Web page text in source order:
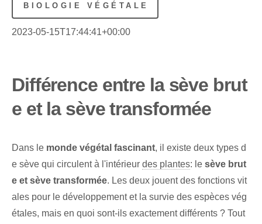
BIOLOGIE VÉGÉTALE
2023-05-15T17:44:41+00:00
Différence entre la sève brut
e et la sève transformée
Dans le monde végétal fascinant, il existe deux ⁣types⁢ d
e sève qui circulent à l'intérieur des plantes: le sève brut
e et sève transformée. Les deux jouent des fonctions vit
ales pour le développement et la survie des espèces vég
étales, mais en quoi sont-ils exactement différents ? Tout